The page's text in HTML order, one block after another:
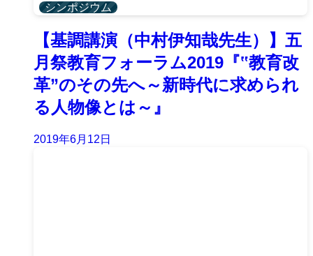
シンポジウム
【基調講演（中村伊知哉先生）】五
月祭教育フォーラム2019『‟教育改
革”のその先へ～新時代に求められ
る人物像とは～』
2019年6月12日